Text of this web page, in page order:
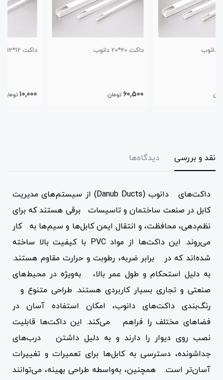
داکت 20*20 دانوب داکت 12*12 دانوب
نقد و بررسی دیدگاه‌ها
داکت‌های دانوب (Danub Ducts) از سیستم‌های مدیریت
کابل در صنعت ساختمان و تاسیسات برقی هستند که برای
نظم‌دهی، محافظت، و انتقال ایمن کابل‌ها و سیم‌ها به کار
می‌روند. این داکت‌ها از مواد PVC با کیفیت بالا ساخته
شده‌اند که در برابر ضربه، رطوبت و حرارت مقاوم هستند.
به دلیل استحکام و طول عمر بالا، به‌ویژه در محیط‌های
صنعتی و تجاری بسیار کاربردی هستند. طراحی متنوع و
رنگ‌بندی داکت‌های دانوب، امکان استفاده آسان در
فضاهای مختلف را فراهم می‌کند. این داکت‌ها قابلیت
نصب روی دیوار را دارند و به دلیل داشتن درب‌های
جداشونده، دسترسی به کابل‌ها برای تعمیرات و تغییرات
آسان‌تر است. همچنین، به‌واسطه طراحی بهینه، می‌توانند